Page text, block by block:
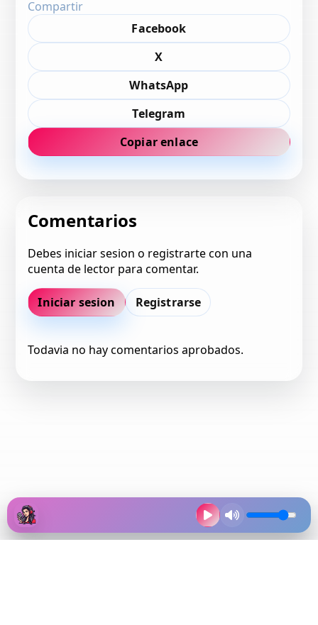
Compartir
Facebook
X
WhatsApp
Telegram
Copiar enlace
Comentarios
Debes iniciar sesion o registrarte con una
cuenta de lector para comentar.
Iniciar sesion Registrarse
Todavia no hay comentarios aprobados.